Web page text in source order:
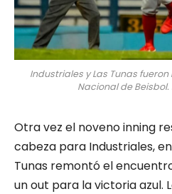
Industriales y Las Tunas
Nacional de Beisbol.
Otra vez el noveno inning
cabeza para Industriales,
Tunas remontó el
un out para la victoria azul.